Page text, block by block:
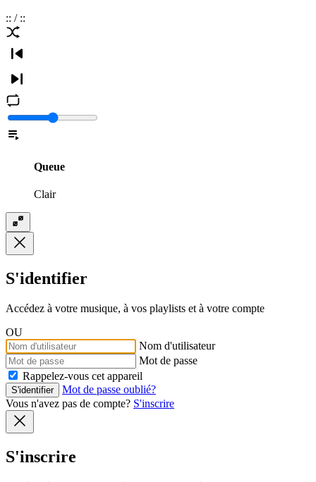
:: / ::
Queue
Clair
S'identifier
Accédez à votre musique, à vos playlists et à votre compte
OU
Nom d'utilisateur
Mot de passe
Rappelez-vous cet appareil
S'identifier
Mot de passe oublié?
Vous n'avez pas de compte? S'inscrire
S'inscrire